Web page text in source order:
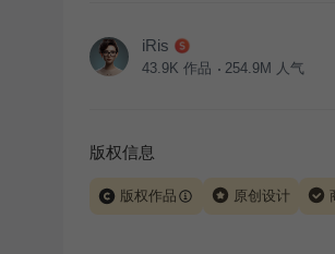
iRis
43.9K 作品 254.9M 人气
版权信息
版权作品 原创设计